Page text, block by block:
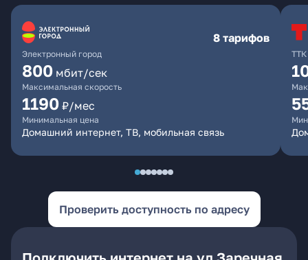
Электронный город
8 тарифов
800 мбит/сек
Максимальная скорость
1190 ₽/мес
Минимальная цена
Домашний интернет, ТВ, мобильная связь
ТТК
Проверить доступность по адресу